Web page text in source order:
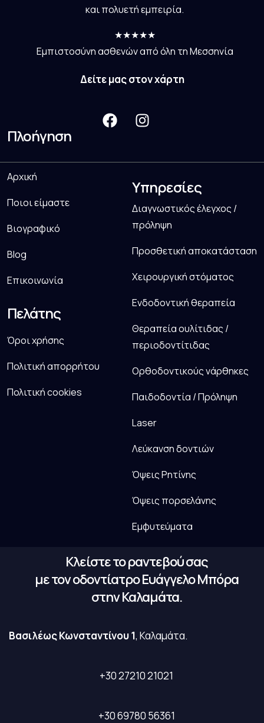
και πολυετή εμπειρία.
★★★★★
Εμπιστοσύνη ασθενών από όλη τη Μεσσηνία
Δείτε μας στον χάρτη
Πλοήγηση
Αρχική
Ποιοι είμαστε
Βιογραφικό
Blog
Επικοινωνία
Πελάτης
Όροι χρήσης
Πολιτική απορρήτου
Πολιτική cookies
Υπηρεσίες
Διαγνωστικός έλεγχος /
πρόληψη
Προσθετική αποκατάσταση
Χειρουργική στόματος
Ενδοδοντική θεραπεία
Θεραπεία ουλίτιδας /
περιοδοντίτιδας
Ορθοδοντικούς νάρθηκες
Παιδοδοντία / Πρόληψη
Laser
Λεύκανση δοντιών
Όψεις Ρητίνης
Όψεις πορσελάνης
Εμφυτεύματα
Κλείστε το ραντεβού σας
με τον οδοντίατρο Ευάγγελο Μπόρα
στην Καλαμάτα.
Βασιλέως Κωνσταντίνου 1, Καλαμάτα.
+30 27210 21021
+30 69780 56361